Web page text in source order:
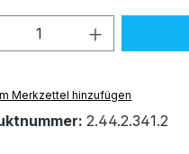
Anzahl: Gib
Merkzettel hinzufügen
2.44.2.341.2